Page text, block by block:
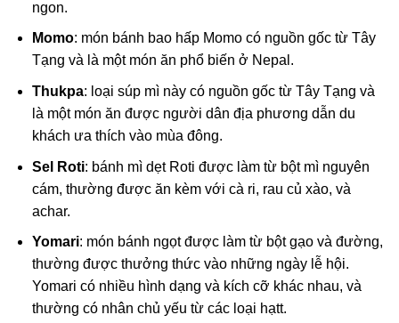
ngon.
Momo: món bánh bao hấp Momo có nguồn gốc từ Tây
Tạng và là một món ăn phổ biến ở Nepal.
Thukpa: loại súp mì này có nguồn gốc từ Tây Tạng và
là một món ăn được người dân địa phương dẫn du
khách ưa thích vào mùa đông.
Sel Roti: bánh mì dẹt Roti được làm từ bột mì nguyên
cám, thường được ăn kèm với cà ri, rau củ xào, và
achar.
Yomari: món bánh ngọt được làm từ bột gạo và đường,
thường được thưởng thức vào những ngày lễ hội.
Yomari có nhiều hình dạng và kích cỡ khác nhau, và
thường có nhân chủ yếu từ các loại hạtt.